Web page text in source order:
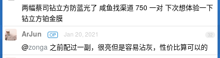
两幅蔡司钻立方防蓝光了 咸鱼找渠道 750 一对 下次想体验一下
钻立方铂金膜
32
ArJun OP Jan 20, 2021
@zonga 之前配过一副，很亮但是容易沾灰，性价比算可以的